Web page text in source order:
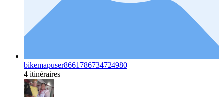
bikemapuser8661786734724980
4 itinéraires